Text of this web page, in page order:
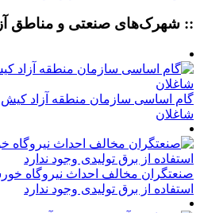
:: شهرک‌های صنعتی و مناطق
گام اساسی سازمان منطقه آزاد
شاغلان
صنعتگران مخالف احداث نیروگاه
استفاده از برق تولیدی وجود ندارد